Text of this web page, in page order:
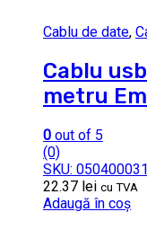
Cablu de date,
Cablu
metru
0 out of 5
(0)
SKU:
22.37 lei cu TVA
Adaugă în coș